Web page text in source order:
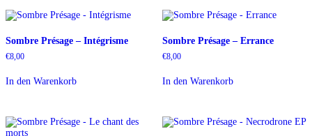
Sombre Présage – Intégrisme
€8,00
In den Warenkorb
Sombre Présage – Errance
€8,00
In den Warenkorb